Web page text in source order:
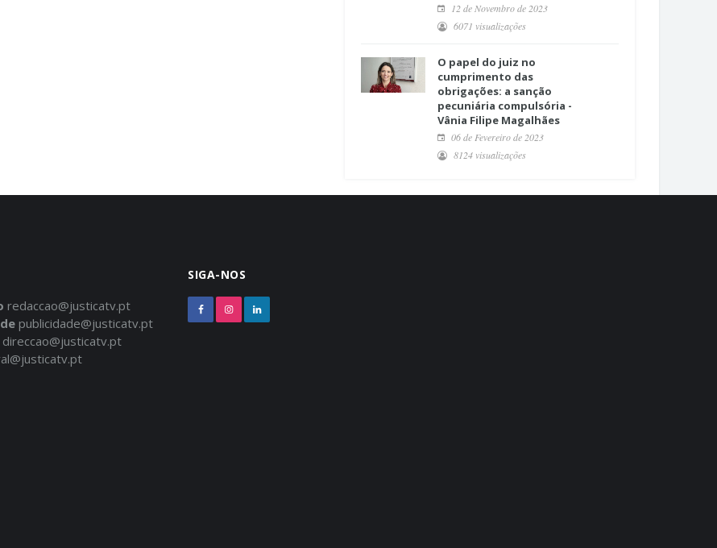
12 de Novembro de 2023
6071 visualizações
O papel do juiz no
cumprimento das
obrigações: a sanção
pecuniária compulsória -
Vânia Filipe Magalhães
06 de Fevereiro de 2023
8124 visualizações
redaccao@justicatv.pt
publicidade@justicatv.pt
direccao@justicatv.pt
SIGA-NOS